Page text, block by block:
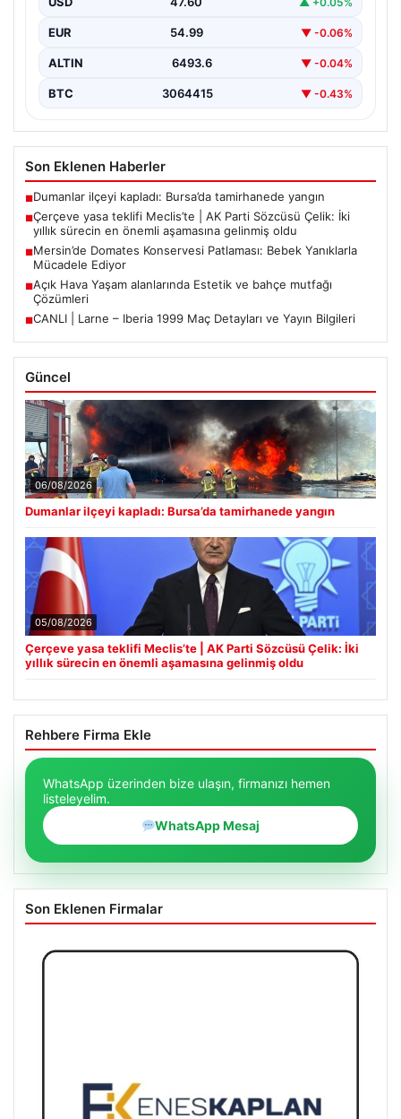
EUR 54.99 ▼ -0.06%
ALTIN 6493.6 ▼ -0.04%
BTC 3064415 ▼ -0.43%
Son Eklenen Haberler
■Dumanlar ilçeyi kapladı: Bursa’da tamirhanede yangın
■Çerçeve yasa teklifi Meclis’te | AK Parti Sözcüsü Çelik: İki
yıllık sürecin en önemli aşamasına gelinmiş oldu
■Mersin’de Domates Konservesi Patlaması: Bebek Yanıklarla
Mücadele Ediyor
■Açık Hava Yaşam alanlarında Estetik ve bahçe mutfağı
Çözümleri
■CANLI | Larne – Iberia 1999 Maç Detayları ve Yayın Bilgileri
Güncel
06/08/2026
Dumanlar ilçeyi kapladı: Bursa’da tamirhanede yangın
05/08/2026
Çerçeve yasa teklifi Meclis’te | AK Parti Sözcüsü Çelik: İki
yıllık sürecin en önemli aşamasına gelinmiş oldu
Rehbere Firma Ekle
WhatsApp üzerinden bize ulaşın, firmanızı hemen
listeleyelim.
WhatsApp Mesaj
Son Eklenen Firmalar